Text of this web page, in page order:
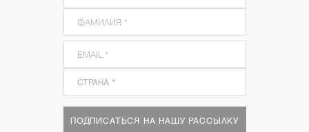
ПОДПИСАТЬСЯ НА НАШУ РАССЫЛКУ